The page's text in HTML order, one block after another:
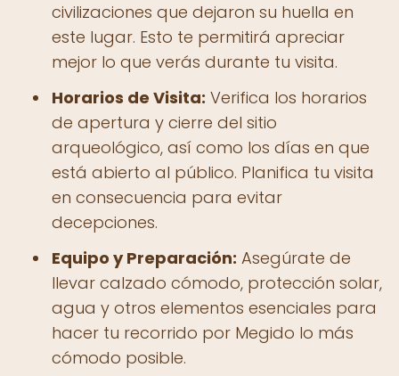
civilizaciones que dejaron su huella en
este lugar. Esto te permitirá apreciar
mejor lo que verás durante tu visita.
Horarios de Visita: Verifica los horarios
de apertura y cierre del sitio
arqueológico, así como los días en que
está abierto al público. Planifica tu visita
en consecuencia para evitar
decepciones.
Equipo y Preparación: Asegúrate de
llevar calzado cómodo, protección solar,
agua y otros elementos esenciales para
hacer tu recorrido por Megido lo más
cómodo posible.